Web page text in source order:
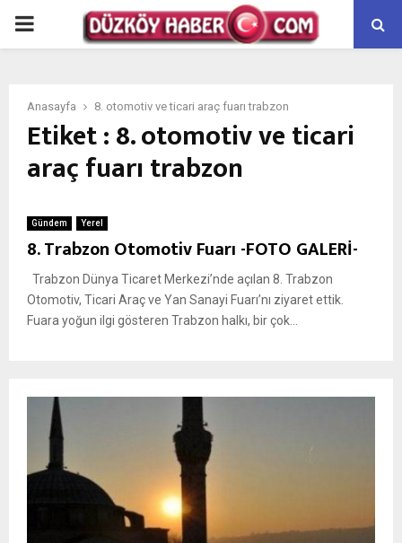
PRIMARY
Anasayfa 8. otomotiv ve ticari araç fuarı trabzon
Etiket : 8. otomotiv ve ticari
araç fuarı trabzon
Gündem Yerel
8. Trabzon Otomotiv Fuarı -FOTO GALERİ-
Trabzon Dünya Ticaret Merkezi’nde açılan 8. Trabzon
Otomotiv, Ticari Araç ve Yan Sanayi Fuarı’nı ziyaret ettik.
Fuara yoğun ilgi gösteren Trabzon halkı, bir çok...